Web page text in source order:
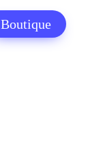
Boutique